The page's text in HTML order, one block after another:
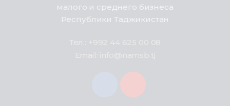
малого и среднего бизнеса
Республики Таджикистан